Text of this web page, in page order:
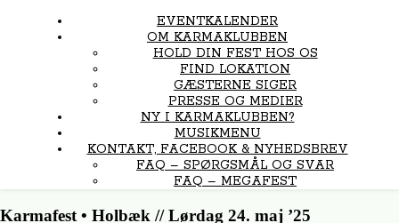
EVENTKALENDER
OM KARMAKLUBBEN
HOLD DIN FEST HOS OS
FIND LOKATION
GÆSTERNE SIGER
PRESSE OG MEDIER
NY I KARMAKLUBBEN?
MUSIKMENU
KONTAKT, FACEBOOK & NYHEDSBREV
FAQ – SPØRGSMÅL OG SVAR
FAQ – MEGAFEST
Karmafest • Holbæk // Lørdag 24. maj ’25